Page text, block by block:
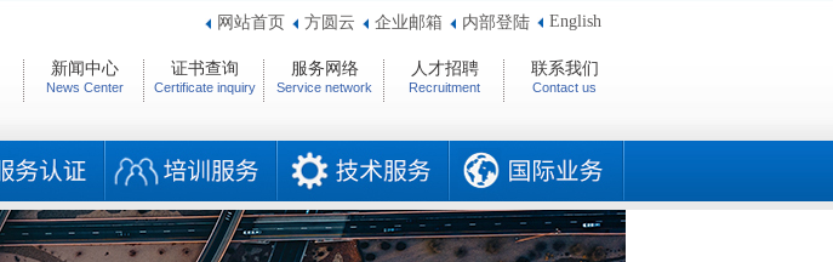
网站首页 方圆云 企业邮箱 内部登陆 English
新闻中心
News Center
证书查询
Certificate inquiry
服务网络
Service network
人才招聘
Recruitment
联系我们
Contact us